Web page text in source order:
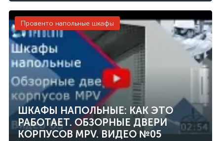
ШКАФЫ НАПОЛЬНЫЕ: КАК ЭТО
РАБОТАЕТ. ОБЗОРНЫЕ ДВЕРИ
КОРПУСОВ MPV. ВИДЕО №05
Провенто напольные шкафы